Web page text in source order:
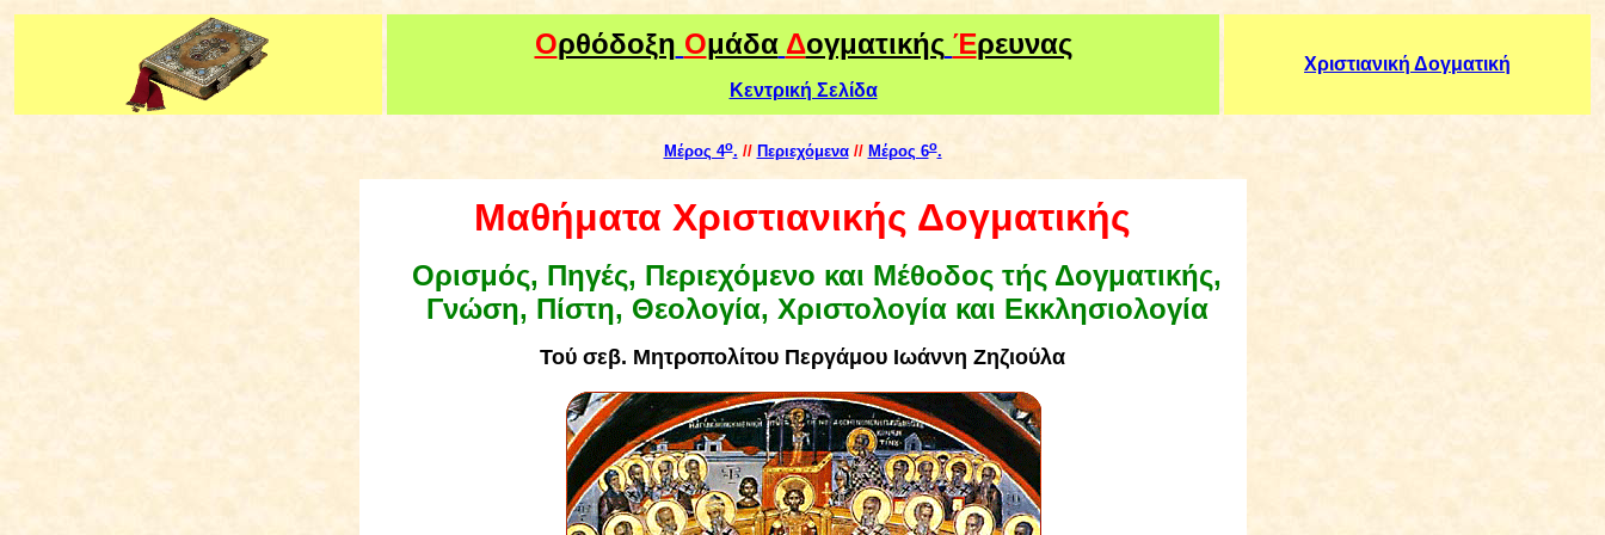
Ορθόδοξη Ομάδα Δογματικής Έρευνας
Κεντρική Σελίδα
Χριστιανική Δογματική
Μέρος 4ο. // Περιεχόμενα // Μέρος 6ο.
Μαθήματα Χριστιανικής Δογματικής
Ορισμός, Πηγές, Περιεχόμενο και Μέθοδος τής Δογματικής,
Γνώση, Πίστη, Θεολογία, Χριστολογία και Εκκλησιολογία
Τού σεβ. Μητροπολίτου Περγάμου Ιωάννη Ζηζιούλα